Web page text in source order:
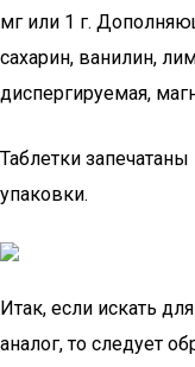
мг или 1 г.
сахарин, ванилин,
диспергируемая,
Таблетки
упаковки.
Итак, если искать
аналог, то следует